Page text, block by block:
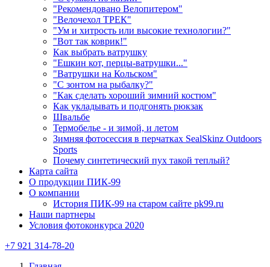
"Рекомендовано Велопитером"
"Велочехол ТРЕК"
"Ум и хитрость или высокие технологии?"
"Вот так коврик!"
Как выбрать ватрушку
"Ешкин кот, перцы-ватрушки..."
"Ватрушки на Кольском"
"С зонтом на рыбалку?"
"Как сделать хороший зимний костюм"
Как укладывать и подгонять рюкзак
Швальбе
Термобелье - и зимой, и летом
Зимняя фотосессия в перчатках SealSkinz Outdoors
Sports
Почему синтетический пух такой теплый?
Карта сайта
О продукции ПИК-99
О компании
История ПИК-99 на старом сайте pk99.ru
Наши партнеры
Условия фотоконкурса 2020
+7 921 314-78-20